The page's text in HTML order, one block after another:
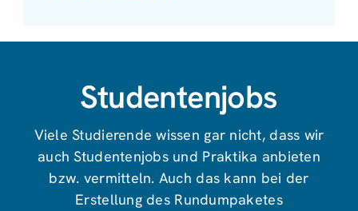
Studentenjobs
Viele Studierende wissen gar nicht, dass wir
auch Studentenjobs und Praktika anbieten
bzw. vermitteln. Auch das kann bei der
Erstellung des Rundumpaketes